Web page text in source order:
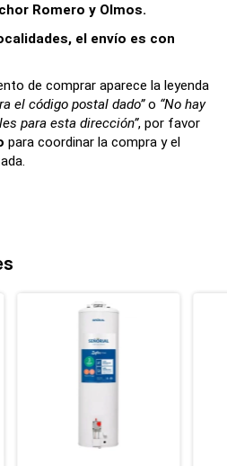
Romero y Olmos.
el envío es con
de comprar aparece la leyenda
el código postal dado”o “No hay
para esta dirección”, por favor
para coordinar la compra y el